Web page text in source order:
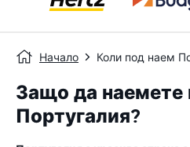
Начало Коли под наем
Защо да наемете
Португалия?